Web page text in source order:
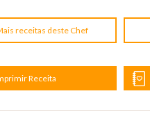
receitas deste Chef
Receita